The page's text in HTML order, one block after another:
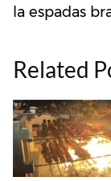
la espadas
Related